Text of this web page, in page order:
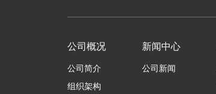
公司概况
公司简介
组织架构
新闻中心
公司新闻